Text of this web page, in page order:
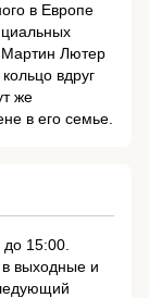
в Европе
Мартин Лютер
вдруг
же
в его семье.
15:00.
выходные и